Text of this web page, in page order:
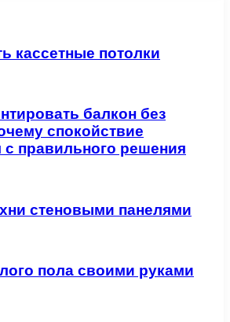
кассетные потолки
балкон без
спокойствие
с правильного решения
стеновыми панелями
пола своими руками